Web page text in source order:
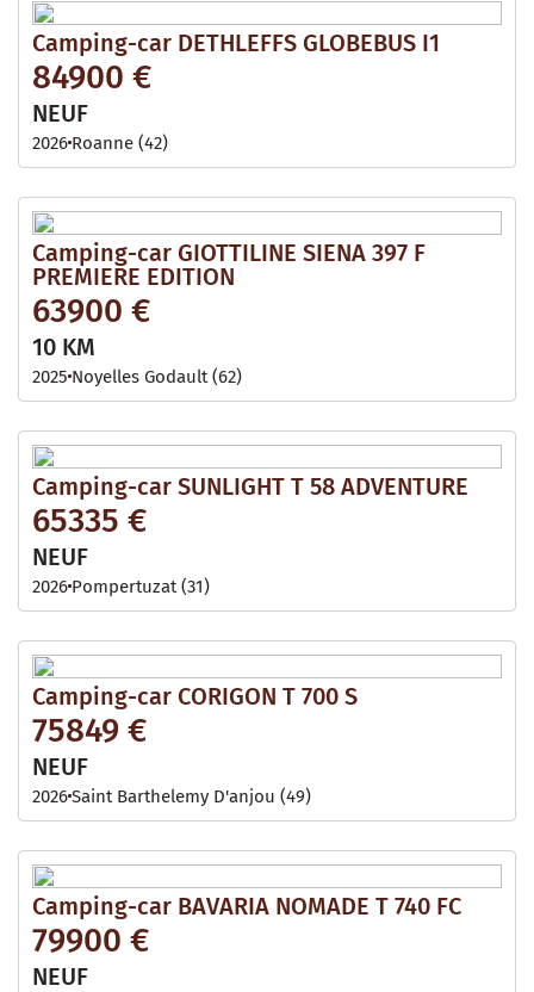
Camping-car DETHLEFFS GLOBEBUS I1
84900 €
NEUF
2026 Roanne (42)
Camping-car GIOTTILINE SIENA 397 F
PREMIERE EDITION
63900 €
10 KM
2025 Noyelles Godault (62)
Camping-car SUNLIGHT T 58 ADVENTURE
65335 €
NEUF
2026 Pompertuzat (31)
Camping-car CORIGON T 700 S
75849 €
NEUF
2026Saint Barthelemy D'anjou (49)
Camping-car BAVARIA NOMADE T 740 FC
79900 €
NEUF